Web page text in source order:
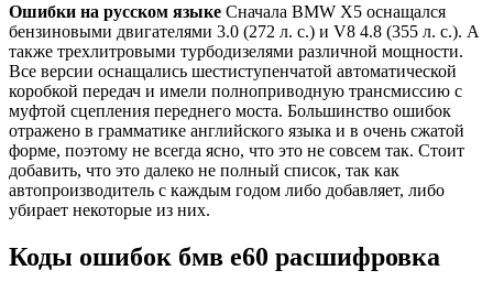
Ошибки на русском языке Сначала BMW X5 оснащался
бензиновыми двигателями 3.0 (272 л. с.) и V8 4.8 (355 л. с.). А
также трехлитровыми турбодизелями различной мощности.
Все версии оснащались шестиступенчатой автоматической
коробкой передач и имели полноприводную трансмиссию с
муфтой сцепления переднего моста. Большинство ошибок
отражено в грамматике английского языка и в очень сжатой
форме, поэтому не всегда ясно, что это не совсем так. Стоит
добавить, что это далеко не полный список, так как
автопроизводитель с каждым годом либо добавляет, либо
убирает некоторые из них.
Коды ошибок бмв е60 расшифровка